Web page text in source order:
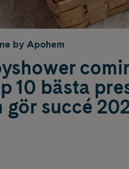
by Apohem
10 bästa
gör succé